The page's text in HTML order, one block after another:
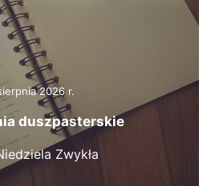
2026 r.
duszpasterskie
Zwykła